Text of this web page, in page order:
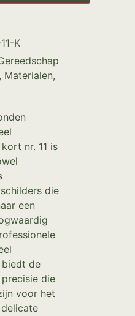
K
, Materialen,
nr. 11 is
die
een
biedt de
die
voor het